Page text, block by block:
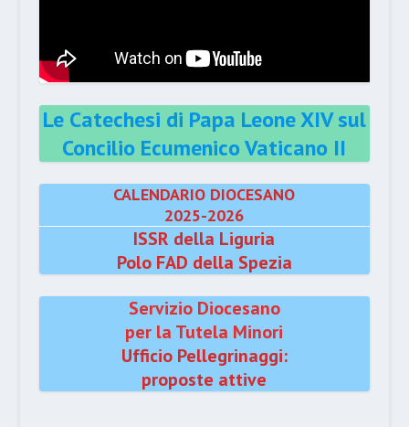
Le Catechesi di Papa Leone XIV sul
Concilio Ecumenico Vaticano II
CALENDARIO DIOCESANO
2025-2026
ISSR della Liguria
Polo FAD della Spezia
Servizio Diocesano
per la Tutela Minori
Ufficio Pellegrinaggi:
proposte attive